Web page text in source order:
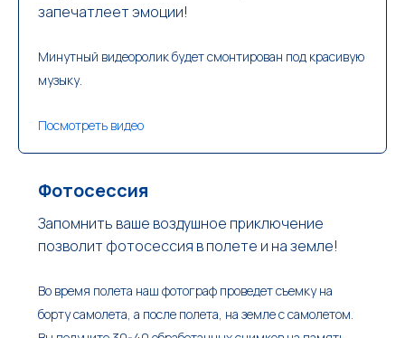
запечатлеет эмоции!
Минутный видеоролик будет смонтирован под красивую
музыку.
Посмотреть видео
Фотосессия
Запомнить ваше воздушное приключение
позволит фотосессия в полете и на земле!
Во время полета наш фотограф проведет съемку на
борту самолета, а после полета, на земле с самолетом.